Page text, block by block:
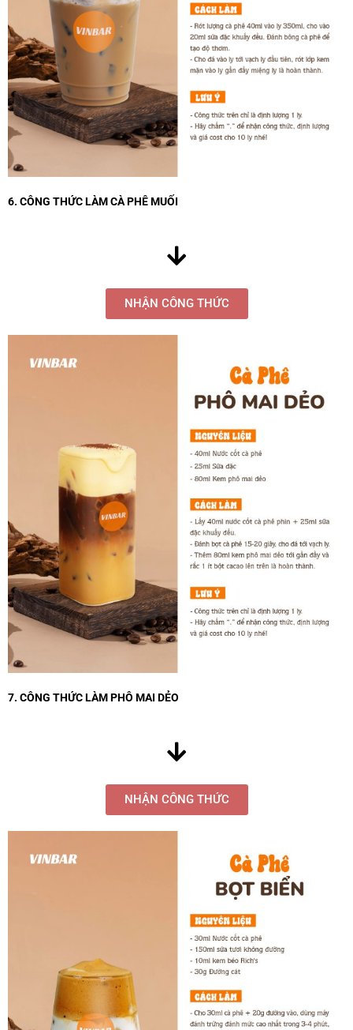
6. CÔNG THỨC LÀM CÀ PHÊ MUỐI
NHẬN CÔNG THỨC
7. CÔNG THỨC LÀM PHÔ MAI DẺO
NHẬN CÔNG THỨC